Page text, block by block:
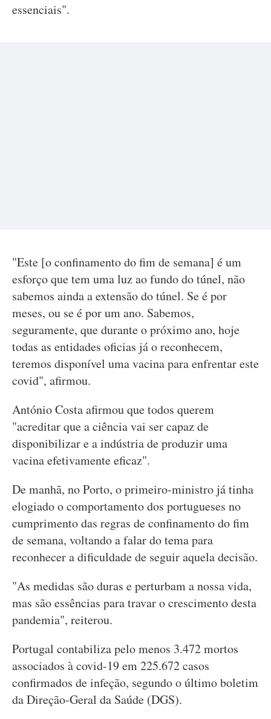
essenciais".
"Este [o confinamento do fim de semana] é um
esforço que tem uma luz ao fundo do túnel, não
sabemos ainda a extensão do túnel. Se é por
meses, ou se é por um ano. Sabemos,
seguramente, que durante o próximo ano, hoje
todas as entidades oficias já o reconhecem,
teremos disponível uma vacina para enfrentar este
covid", afirmou.
António Costa afirmou que todos querem
"acreditar que a ciência vai ser capaz de
disponibilizar e a indústria de produzir uma
vacina efetivamente eficaz".
De manhã, no Porto, o primeiro-ministro já tinha
elogiado o comportamento dos portugueses no
cumprimento das regras de confinamento do fim
de semana, voltando a falar do tema para
reconhecer a dificuldade de seguir aquela decisão.
"As medidas são duras e perturbam a nossa vida,
mas são essências para travar o crescimento desta
pandemia", reiterou.
Portugal contabiliza pelo menos 3.472 mortos
associados à covid-19 em 225.672 casos
confirmados de infeção, segundo o último boletim
da Direção-Geral da Saúde (DGS).